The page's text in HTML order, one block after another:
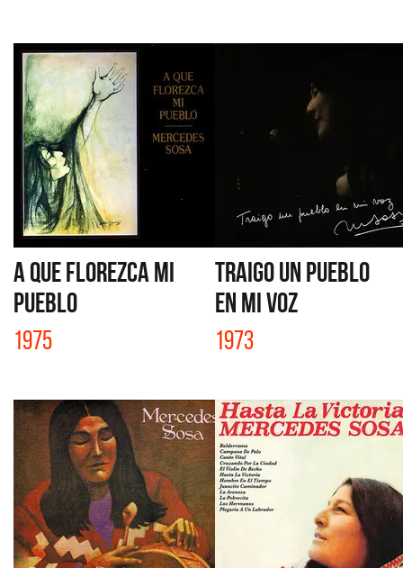
A QUE FLOREZCA MI
PUEBLO
1975
TRAIGO UN PUEBLO
EN MI VOZ
1973